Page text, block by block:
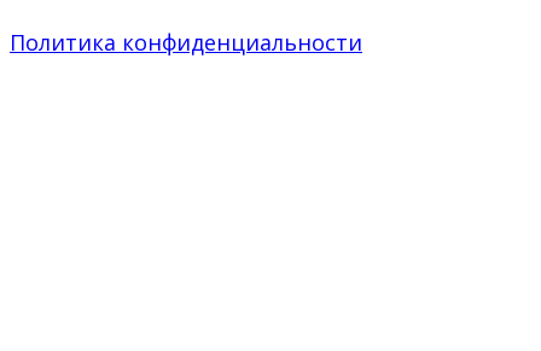
Политика конфиденциальности